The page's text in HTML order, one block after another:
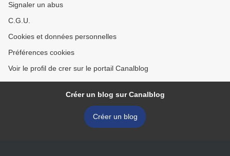
Signaler un abus
C.G.U.
Cookies et données personnelles
Préférences cookies
Voir le profil de crer sur le portail Canalblog
Créer un blog sur Canalblog
Créer un blog